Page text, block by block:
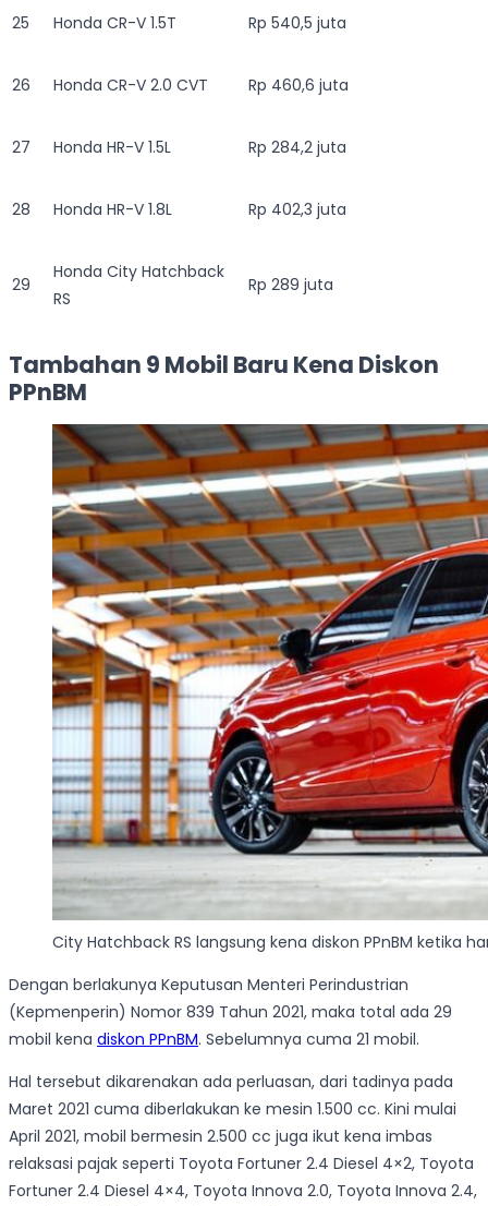
25 Honda CR-V 1.5T Rp 540,5 juta
26 Honda CR-V 2.0 CVT Rp 460,6 juta
27 Honda HR-V 1.5L Rp 284,2 juta
28 Honda HR-V 1.8L Rp 402,3 juta
29
Honda City Hatchback
RS
Rp 289 juta
Tambahan 9 Mobil Baru Kena Diskon
PPnBM
City Hatchback RS langsung kena diskon PPnBM ketika
Dengan berlakunya Keputusan Menteri Perindustrian
(Kepmenperin) Nomor 839 Tahun 2021, maka total ada 29
mobil kena diskon PPnBM. Sebelumnya cuma 21 mobil.
Hal tersebut dikarenakan ada perluasan, dari tadinya pada
Maret 2021 cuma diberlakukan ke mesin 1.500 cc. Kini mulai
April 2021, mobil bermesin 2.500 cc juga ikut kena imbas
relaksasi pajak seperti Toyota Fortuner 2.4 Diesel 4×2, Toyota
Fortuner 2.4 Diesel 4×4, Toyota Innova 2.0, Toyota Innova 2.4,